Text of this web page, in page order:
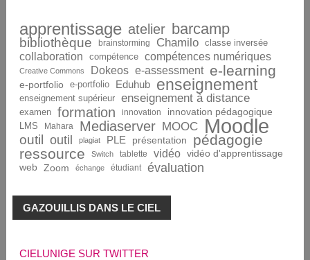
apprentissage atelier barcamp
bibliothèque brainstorming Chamilo classe inversée
collaboration compétence compétences numériques
Creative Commons Dokeos e-assessment e-learning
e-portfolio e-portfolio Eduhub enseignement
enseignement supérieur enseignement à distance
examen formation innovation innovation pédagogique
LMS Mahara Mediaserver MOOC Moodle
outil outil plagiat PLE présentation
pédagogie
ressource
Switch tablette vidéo
vidéo d'apprentissage
web
Zoom échange étudiant évaluation
GAZOUILLIS DANS LE CIEL
CIELUNIGE SUR TWITTER